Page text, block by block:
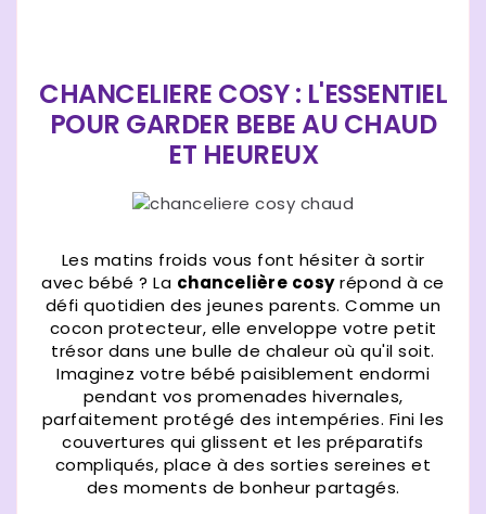
CHANCELIERE COSY : L'ESSENTIEL
POUR GARDER BEBE AU CHAUD
ET HEUREUX
Les matins froids vous font hésiter à sortir
avec bébé ? La chancelière cosyrépond à ce
défi quotidien des jeunes parents. Comme un
cocon protecteur, elle enveloppe votre petit
trésor dans une bulle de chaleur où qu'il soit.
Imaginez votre bébé paisiblement endormi
pendant vos promenades hivernales,
parfaitement protégé des intempéries. Fini les
couvertures qui glissent et les préparatifs
compliqués, place à des sorties sereines et
des moments de bonheur partagés.